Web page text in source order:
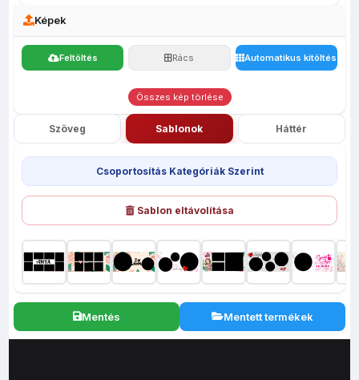
Képek
Feltöltés Rács Automatikus kitöltés
Összes kép törlése
Szöveg Sablonok Háttér
Csoportosítás Kategóriák Szerint
Sablon eltávolítása
Mentés Mentett termékek